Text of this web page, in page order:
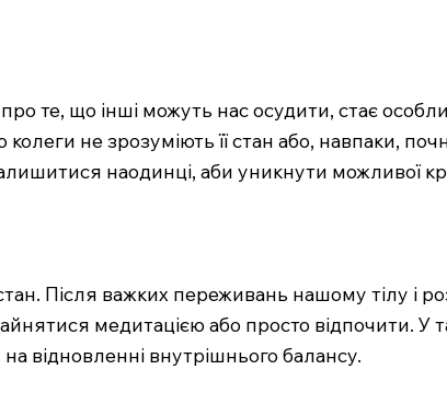
те, що інші можуть нас осудити, стає
не зрозуміють її стан або, навпаки,
наодинці, аби уникнути можливої
Після важких переживань нашому тілу і
медитацією або просто відпочити. У
відновленні внутрішнього балансу.